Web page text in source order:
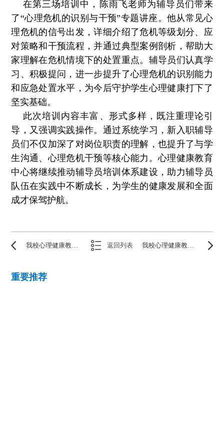
在第三场培训中，陈雨飞老师为辅导员们带来
了“心理危机的识别与干预”专题讲座。他从常见心
理危机的信号出发，详细介绍了危机等级划分、应
对策略和干预流程，并通过典型案例剖析，帮助大
家理解在危机情境下的处置重点。辅导员们认真学
习、积极提问，进一步提升了心理危机的识别能力
和应急处置水平，为今后守护学生心理健康打下了
坚实基础。
此次培训内容丰富、形式多样，既注重理论引
导，又强调实践操作。通过系统学习，新入职辅导
员们不仅加深了对岗位职责的理解，也提升了与学
生沟通、心理危机干预等核心能力。心理健康教育
中心将继续推动辅导员培训体系建设，助力辅导员
队伍在实践中不断成长，为学生的健康发展和全面
成才保驾护航。
我校心理健康教育中心开展新生入学心理适应系列讲座 返回列表 我校心理健康教育中心成功举办期末心理咨询案例督导活动
重要推荐